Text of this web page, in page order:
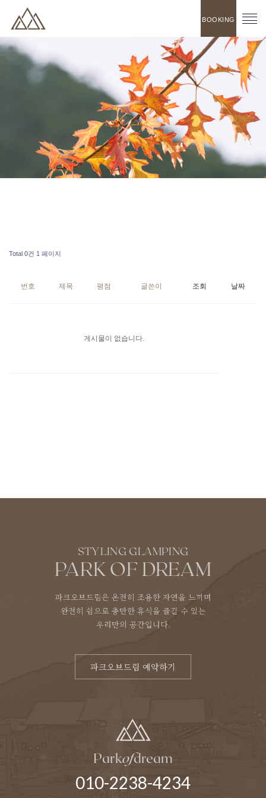
BOOKING
Total 0건 1 페이지
번호 제목 평점 글쓴이 조회 날짜
게시물이 없습니다.
STYLING GLAMPING
PARK OF DREAM
파크오브드림은 온전히 조용한 자연을 느끼며
완전히 쉼으로 충만한 휴식을 즐길 수 있는
우리만의 공간입니다.
파크오브드림 예약하기
Parkofdream
010-2238-4234